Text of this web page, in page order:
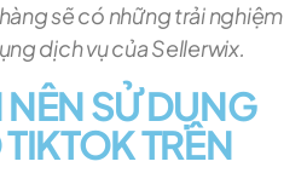
sẽ có những trải nghiệm
dịch vụ của Sellerwix.
SỬ DỤNG
TRÊN